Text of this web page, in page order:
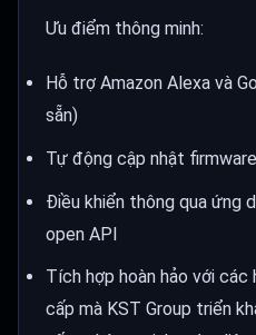
Ưu điểm thông minh:
Hỗ trợ Amazon Alexa và
sẵn)
Tự động cập nhật
Điều khiển thông qua ứng
open API
Tích hợp hoàn hảo với
cấp mà KST Group triển